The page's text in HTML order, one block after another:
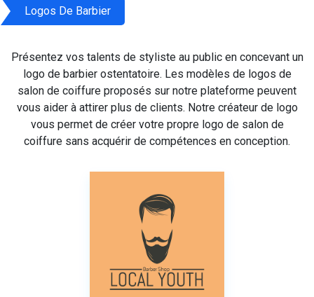
Logos De Barbier
Présentez vos talents de styliste au public en concevant un
logo de barbier ostentatoire. Les modèles de logos de
salon de coiffure proposés sur notre plateforme peuvent
vous aider à attirer plus de clients. Notre créateur de logo
vous permet de créer votre propre logo de salon de
coiffure sans acquérir de compétences en conception.